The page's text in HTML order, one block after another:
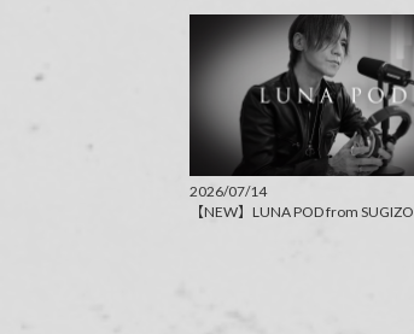
2026/07/14
【NEW】LUNA POD from SUGIZO